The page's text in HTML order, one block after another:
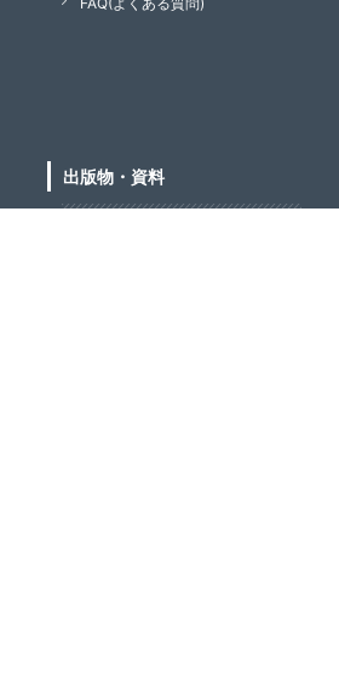
出版物・資料